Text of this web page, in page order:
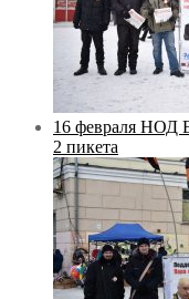
16 февраля НОД
2 пикета